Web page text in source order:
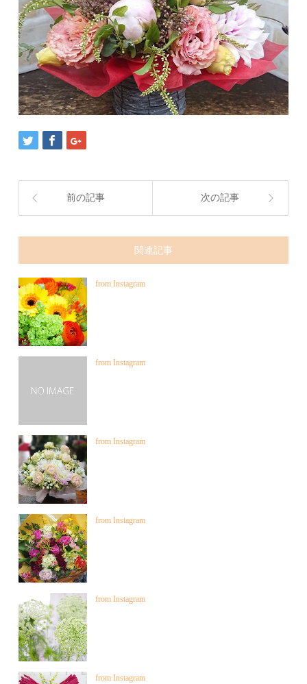
前の記事 次の記事
関連記事
from Instagram
from Instagram
from Instagram
from Instagram
from Instagram
from Instagram